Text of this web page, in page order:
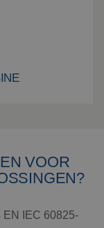
VOOR
EN IEC 60825-